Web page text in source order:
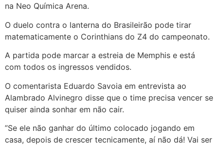
na Neo Química Arena.
O duelo contra o lanterna do Brasileirão pode tirar
matematicamente o Corinthians do Z4 do campeonato.
A partida pode marcar a estreia de Memphis e está
com todos os ingressos vendidos.
O comentarista Eduardo Savoia em entrevista ao
Alambrado Alvinegro disse que o time precisa vencer se
quiser ainda sonhar em não cair.
”Se ele não ganhar do último colocado jogando em
casa, depois de crescer tecnicamente, aí não dá! Vai ser